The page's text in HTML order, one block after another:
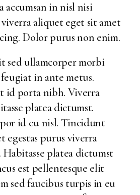
accumsan in nisl nisi
viverra aliquet eget sit amet
Dolor purus non enim.
sed ullamcorper morbi
in ante metus.
id porta nibh. Viverra
platea dictumst.
id eu nisl. Tincidunt
egestas purus viverra
Habitasse platea dictumst
est pellentesque elit
sed faucibus turpis in eu